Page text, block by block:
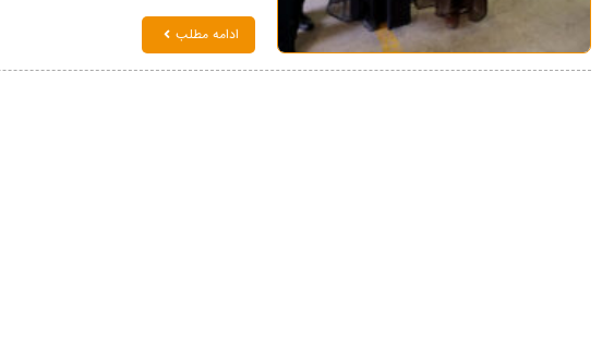
ادامه مطلب